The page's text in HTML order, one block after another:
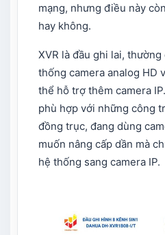
mạng, nhưng điều này
hay không.
XVR là đầu ghi lai,
thống camera analog HD
thể hỗ trợ thêm camera
phù hợp với những công
đồng trục, đang dùng
muốn nâng cấp dần mà
hệ thống sang camera IP.